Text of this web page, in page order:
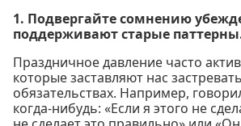
1. Подвергайте сомнению
поддерживают старые
Праздничное давление часто
которые заставляют нас
обязательствах. Например,
когда-нибудь: «Если я этого не